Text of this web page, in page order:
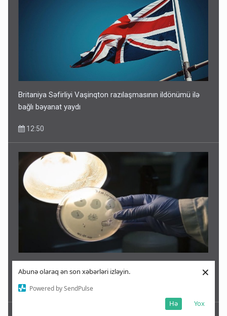
Abunə olaraq ən son xəbərləri izləyin.
Powered by SendPulse
Yox
Hə
×
Britaniya Səfirliyi Vaşinqton razılaşmasının ildönümü ilə
bağlı bəyanat yaydı
12:50
12:48